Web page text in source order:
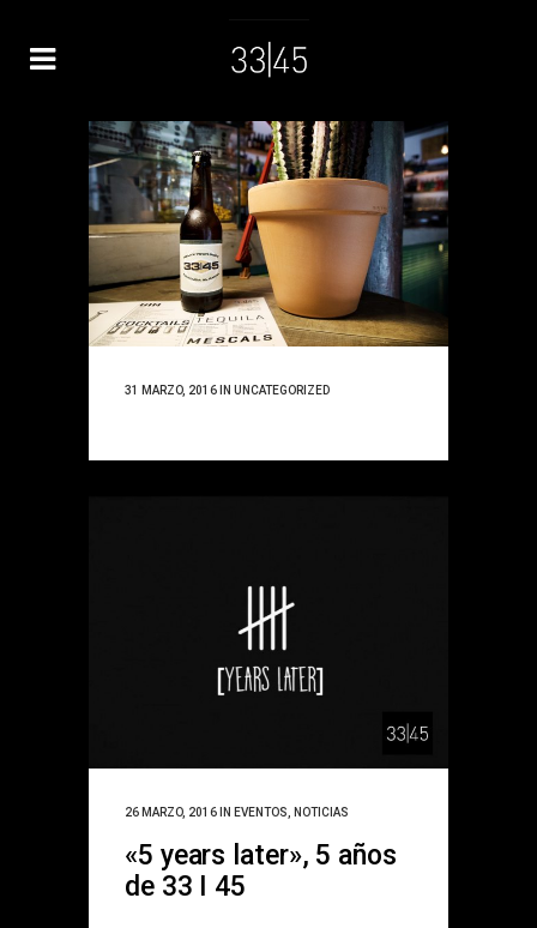
31 MARZO, 2016 IN UNCATEGORIZED
26 MARZO, 2016 IN EVENTOS NOTICIAS
«5 years later», 5 años
de 33 I 45